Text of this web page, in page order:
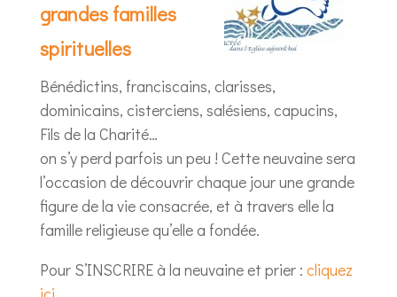
grandes familles
spirituelles
Bénédictins, franciscains, clarisses,
dominicains, cisterciens, salésiens, capucins,
Fils de la Charité…
on s’y perd parfois un peu ! Cette neuvaine sera
l’occasion de découvrir chaque jour une grande
figure de la vie consacrée, et à travers elle la
famille religieuse qu’elle a fondée.
Pour S’INSCRIRE à la neuvaine et prier : cliquez